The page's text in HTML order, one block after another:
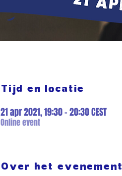
Tijd en locatie
21 apr 2021, 19:30 – 20:30 CEST
Online event
Over het evenement